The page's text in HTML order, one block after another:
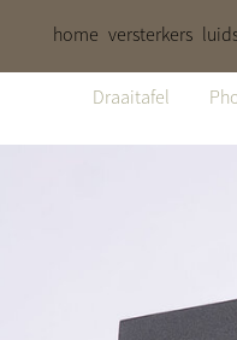
home versterkers
Draaitafel